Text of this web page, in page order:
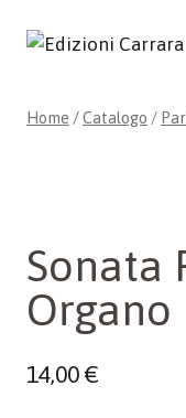
Home /Catalogo /
Sonata
Organo
14,00€